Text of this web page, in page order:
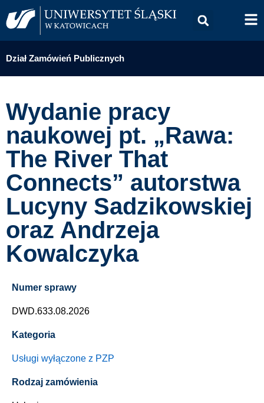
Dział Zamówień Publicznych
Wydanie pracy
naukowej pt. „Rawa:
The River That
Connects” autorstwa
Lucyny Sadzikowskiej
oraz Andrzeja
Kowalczyka
Numer sprawy
DWD.633.08.2026
Kategoria
Usługi wyłączone z PZP
Rodzaj zamówienia